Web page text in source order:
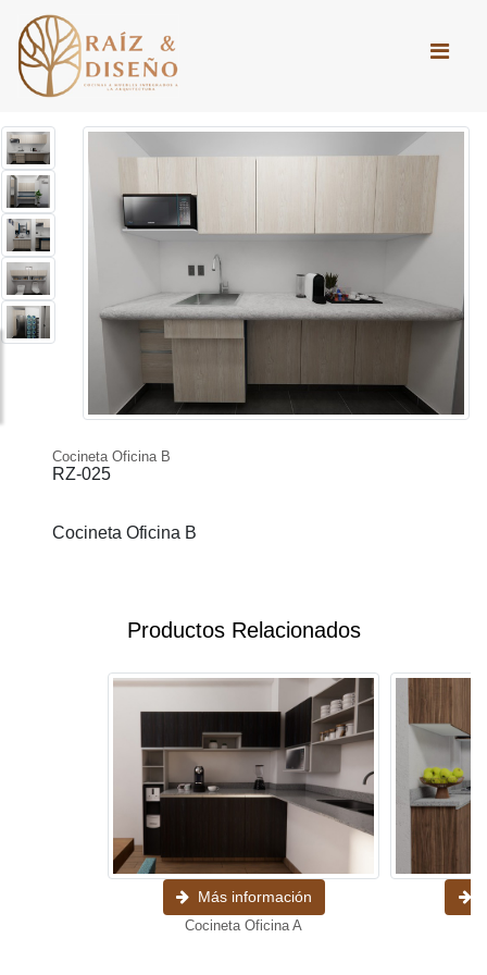
Cocineta Oficina B
RZ-025
Cocineta Oficina B
Productos Relacionados
Más información
Cocineta Oficina A